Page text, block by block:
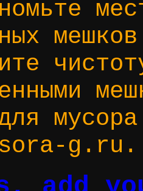
g.ru.